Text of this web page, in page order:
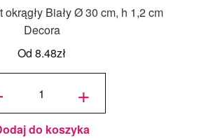
okrągły Biały Ø 30 cm, h 1,2 cm
Decora
Od8.48zł
Øh +
do koszyka